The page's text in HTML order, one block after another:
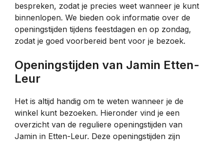
bespreken, zodat je precies weet wanneer je kunt
binnenlopen. We bieden ook informatie over de
openingstijden tijdens feestdagen en op zondag,
zodat je goed voorbereid bent voor je bezoek.
Openingstijden van Jamin Etten-
Leur
Het is altijd handig om te weten wanneer je de
winkel kunt bezoeken. Hieronder vind je een
overzicht van de reguliere openingstijden van
Jamin in Etten-Leur. Deze openingstijden zijn